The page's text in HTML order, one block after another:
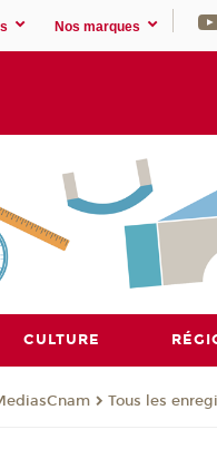
Nos marques
CULTURE
Tous les